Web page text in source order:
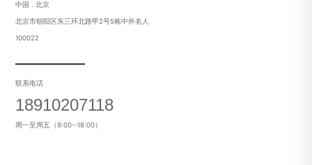
中国 . 北京
北京市朝阳区东三环北路甲2号5栋中外名人
100022
联系电话
18910207118
周一至周五（9:00--18:00）